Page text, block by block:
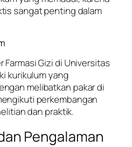
sangat penting dalam
Farmasi Gizi di Universitas
kurikulum yang
melibatkan pakar di
perkembangan
dan praktik.
Pengalaman